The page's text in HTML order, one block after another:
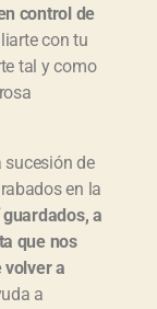
control de
con tu
tal y como
sucesión de
en la
a
que nos
volver a
a